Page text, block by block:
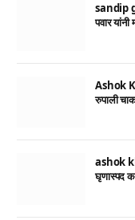
sandip
पवार
Ashok
रुपाली
ashok
घृणास्पद